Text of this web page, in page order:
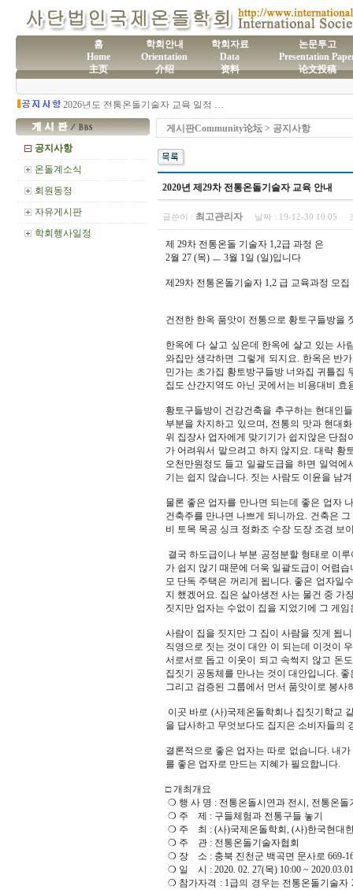
홈
Home
主页
학회안내
Orientation
介绍
학회자료
Data
资料
논문투고
Presentation
论文投稿
(사)국제온돌학회 연간 기부금 모금액 및 활용실적 명세서
2026년도 전통온돌기술자 교육 일정 안내
제60차 전통온돌기술자 교육 모집
제59차 전통온돌기술자 1,2급 교육과정 모집 안내
공지사항
온돌계소식
회원동정
자유게시판
학회행사일정
게시판Community论坛 > 공지사항
2020년 제29차 전통온돌기술자 교육 안내
글쓴이 : 최고관리자 날짜 : 19-12-30 10:05
제 29차 전통온돌 기술자 1,2급 과정 은
2월 27 (목) ㅡ 3월 1일 (일)입니다
제29차 전통온돌기술자 1,2 급 교육과정 모집
건전한 한옥 품앗이 전통으로 황토구들방을
한옥에 다 살고 싶은데 한옥에 살고 있는 사
와집만 생각하면 그렇게 되지요. 한옥은 반
민가는 초가집 황토방구들방 너와집 귀틀집
집도 산간지역도 아닌 곳에서는 비용대비 효
황토구들방이 건강건축을 추구하는 현대인
부분을 차지하고 있으며, 전통의 맛과 현대
위 집장사 업자에게 맞기기가 쉽지않은 단
가 어려워서 맡으려고 하지 않지요. 대략 황
오천만원정도 들고 일괄도급을 하면 일억
기는 쉽지 않습니다. 짓는 사람도 이윤을 남
물론 좋은 업자를 만나면 되는데 좋은 업자
건축주를 만나면 나쁘게 되니까요. 건축은
비 토목 목공 싱크 정화조 수장 도장 조경 보
결국 하도급이나 부분 공정분할 형태로 이
가 쉽지 않기 때문에 더욱 일괄도급이 어렵
모 단독 주택은 꺼리게 됩니다. 좋은 업자일
지 했겠어요. 집은 살아생전 사는 물건 중 가
짓지만 업자는 수없이 집을 지었기에 그 게
사람이 집을 짓지만 그 집이 사람을 짓게 됩
직영으로 짓는 것이 대안 이 되는데 이것이
서로서로 돕고 이웃이 되고 속썩지 않고 돈
집짓기 공동체를 만나는 것이 대안입니다.
그리고 검증된 그룹에서 먼서 품앗이로 봉사
이곳 바로 (사)국제온돌학회나 집짓기학교
을 답사하고 무엇보다도 집지은 소비자들의
결론적으로 좋은 업자는 따로 없습니다. 내
를 좋은 업자로 만드는 지혜가 필요합니다.
□ 개최개요
❍ 행 사 명 : 전통온돌시연과 전시, 전통온돌
❍ 주 제 : 구들체험과 전통구들 놓기
❍ 주 최 : (사)국제온돌학회, (사)한국현대
❍ 주 관 : 전통온돌기술자협회
❍ 장 소 : 충북 진천군 백곡면 문사로 669-
❍ 일 시 : 2020. 02. 27(목) 10:00 ~
❍ 참가자격 : 1급의 경우는 전통온돌기술